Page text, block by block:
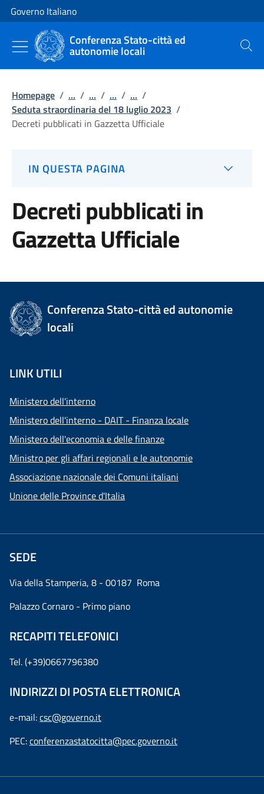
Vai al contenuto
Vai alla navigazione del sito
Governo Italiano
Conferenza Stato-città ed
autonomie locali Cerca
Homepage / ... / ... / ... / ... /
Seduta straordinaria del 18 luglio 2023 /
Decreti pubblicati in Gazzetta Ufficiale
IN QUESTA PAGINA
Decreti pubblicati in
Gazzetta Ufficiale
Conferenza Stato-città ed autonomie
locali
LINK UTILI
Ministero dell'interno
Ministero dell'interno - DAIT - Finanza locale
Ministero dell'economia e delle finanze
Ministro per gli affari regionali e le autonomie
Associazione nazionale dei Comuni italiani
Unione delle Province d'Italia
SEDE
Via della Stamperia, 8 - 00187 Roma
Palazzo Cornaro - Primo piano
RECAPITI TELEFONICI
Tel. (+39)0667796380
INDIRIZZI DI POSTA ELETTRONICA
e-mail:csc@governo.it
PEC:conferenzastatocitta@pec.governo.it